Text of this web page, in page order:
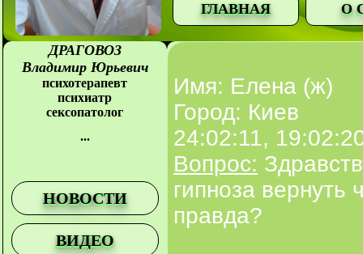
ГЛАВНАЯ О
ДРАГОВОЗ
Владимир Юрьевич
психотерапевт
психиатр
сексопатолог
...
НОВОСТИ
ВИДЕО
Имя: Елена (ж)
Город: Киев
24:02:11,
Вопрос:
гипноза
правда?